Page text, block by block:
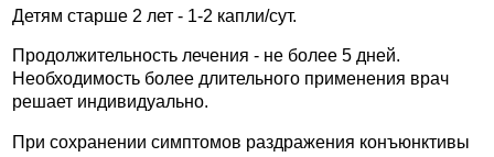
Детям старше 2 лет - 1-2 капли/сут.
Продолжительность лечения - не более 5 дней.
Необходимость более длительного применения врач
решает индивидуально.
При сохранении симптомов раздражения конъюнктивы